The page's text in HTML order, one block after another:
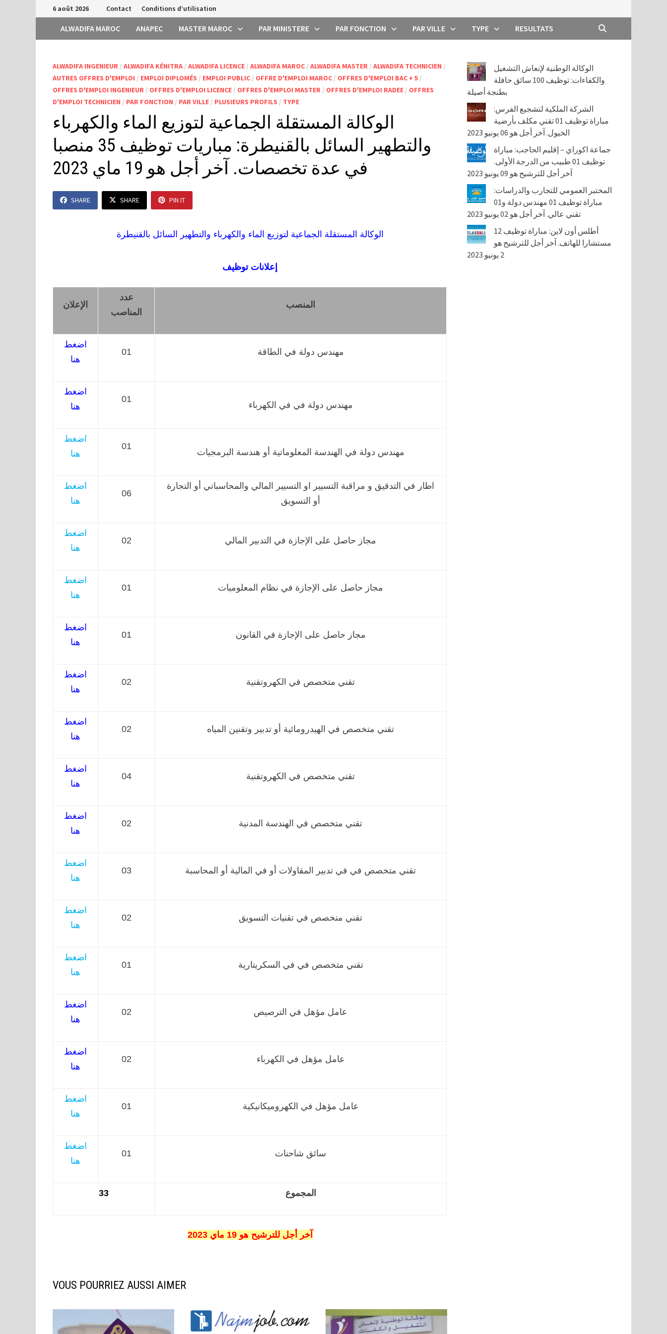
Passer
au
contenu
6 août 2026 Contact Conditions d’utilisation
ALWADIFA MAROC ANAPEC MASTER MAROC PAR MINISTERE PAR FONCTION PAR VILLE TYPE RESULTATS
ALWADIFA INGENIEUR /ALWADIFA KÉNITRA /ALWADIFA LICENCE /ALWADIFA MAROC /ALWADIFA MASTER /ALWADIFA TECHNICIEN /
AUTRES OFFRES D'EMPLOI / EMPLOI DIPLOMÉS / EMPLOI PUBLIC / OFFRE D'EMPLOI MAROC / OFFRES D'EMPLOI BAC + 5 /
OFFRES D'EMPLOI INGENIEUR / OFFRES D'EMPLOI LICENCE / OFFRES D'EMPLOI MASTER / OFFRES D'EMPLOI RADEE / OFFRES
D'EMPLOI TECHNICIEN / PAR FONCTION / PAR VILLE / PLUSIEURS PROFILS / TYPE
الوكالة المستقلة الجماعية لتوزيع الماء والكهرباء
والتطهير السائل بالقنيطرة: مباريات توظيف 35 منصبا
في عدة تخصصات. آخر أجل هو 19 ماي 2023
SHARE SHARE PIN IT
الوكالة المستقلة الجماعية لتوزيع الماء والكهرباء والتطهير السائل بالقنيطرة
إعلانات توظيف
الإعلان
عدد
المناصب
المنصب
اضغط
هنا
01 مهندس دولة في الطاقة
اضغط
هنا
01
مهندس دولة في في الكهرباء
اضغط
هنا
01
مهندس دولة في الهندسة المعلوماتية أو هندسة البرمجيات
اضغط
هنا
06
اطار في التدقيق و مراقبة التسيير او التسيير المالي والمحاسباتي أو التجارة
أو التسويق
اضغط
هنا
02 مجاز حاصل على الإجازة في التدبير المالي
اضغط
هنا
01 مجاز حاصل على الإجازة في نظام المعلوميات
اضغط
هنا
01 مجاز حاصل على الإجازة في القانون
اضغط
هنا
02 تقني متخصص في الكهروتقنية
اضغط
هنا
02 تقني متخصص في الهيدرومائية أو تدبير وتقنين المياه
اضغط
هنا
04 تقني متخصص في الكهروتقنية
اضغط
هنا
02 تقني متخصص في الهندسة المدنية
اضغط
هنا
03 تقني متخصص في في تدبير المقاولات أو في المالية أو المحاسبة
اضغط
هنا
02 تقني متخصص في تقنيات التسويق
اضغط
هنا
01 تقني متخصص في في السكريتارية
اضغط
هنا
02 عامل مؤهل في الترصيص
اضغط
هنا
02 عامل مؤهل في الكهرباء
اضغط
هنا
01 عامل مؤهل في الكهروميكانيكية
اضغط
هنا
01 سائق شاحنات
33 المجموع
آخر أجل للترشيح هو 19 ماي 2023
VOUS POURRIEZ AUSSI AIMER
الوكالة الوطنية لإنعاش التشغيل
والكفاءات: توظيف 100 سائق حافلة
بطنجة أصيلة
الشركة الملكية لتشجيع الفرس:
مباراة توظيف 01 تقني مكلف بأرضية
الخيول. آخر أجل هو 06 يونيو 2023
جماعة اكوراي – إقليم الحاجب: مباراة
توظيف 01 طبيب من الدرجة الأولى.
آخر أجل للترشيح هو 09 يونيو 2023
المختبر العمومي للتجارب والدراسات:
مباراة توظيف 01 مهندس دولة و01
تقني عالي. آخر أجل هو 02 يونيو 2023
أطلس أون لاين: مباراة توظيف 12
مستشارا للهاتف. آخر أجل للترشيح هو
2 يونيو 2023